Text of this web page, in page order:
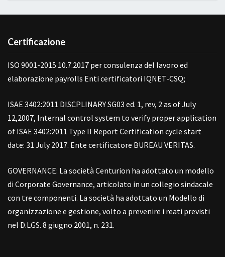
Certificazione
ISO 9001-2015 10.7.2017 per consulenza del lavoro ed
elaborazione payrolls Enti certificatori IQNET-CSQ;
ISAE 3402:2011 DISCPLINARY SG03 ed. 1, rev, 2 as of July
12,2007, Internal control system to verify proper application
of ISAE 3402:2011 Type II Report Certification cycle start
date: 31 July 2017. Ente certificatore BUREAU VERITAS.
GOVERNANCE: La società Centurion ha adottato un modello
di Corporate Governance, articolato in un collegio sindacale
con tre componenti. La società ha adottato un Modello di
organizzazione e gestione, volto a prevenire i reati previsti
nel D.LGS. 8 giugno 2001, n. 231.